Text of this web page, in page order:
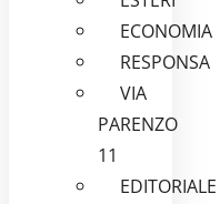
ECONOMIA
RESPONSA
VIA
PARENZO
11
EDITORIALE